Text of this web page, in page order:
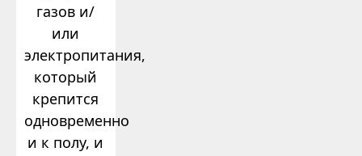
газов и/
или
электропитания,
который
крепится
одновременно
и к полу, и